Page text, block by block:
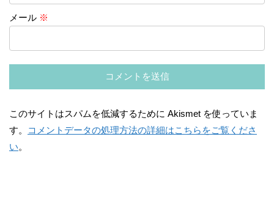
メール ※
このサイトはスパムを低減するために Akismet を使っていま
す。
コメントデータの処理方法の詳細はこちらをご覧くださ
い。